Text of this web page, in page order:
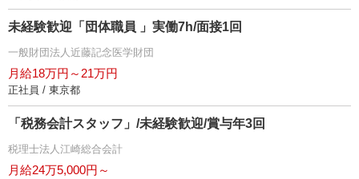
未経験歓迎「団体職員 」実働7h/面接1回
一般財団法人近藤記念医学財団
月給18万円～21万円
正社員 / 東京都
「税務会計スタッフ」/未経験歓迎/賞与年3回
税理士法人江崎総合会計
月給24万5,000円～